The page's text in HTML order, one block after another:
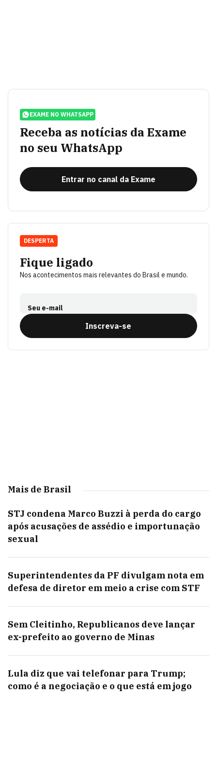
EXAME NO WHATSAPP
Receba as notícias da Exame
no seu WhatsApp
Entrar no canal da Exame
Fique ligado
Nos acontecimentos mais relevantes do Brasil e mundo.
Seu e-mail
Inscreva-se
DESPERTA
Mais de Brasil
STJ condena Marco Buzzi à perda do cargo
após acusações de assédio e importunação
sexual
Superintendentes da PF divulgam nota em
defesa de diretor em meio a crise com STF
Sem Cleitinho, Republicanos deve lançar
ex-prefeito ao governo de Minas
Lula diz que vai telefonar para Trump;
como é a negociação e o que está em jogo